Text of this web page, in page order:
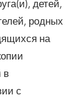
детей,
родных
на
в
с